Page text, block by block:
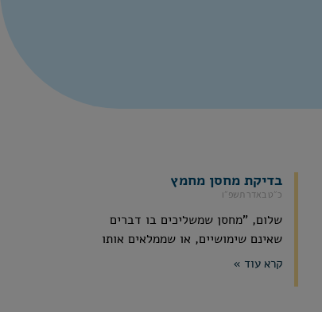
בדיקת מחסן מחמץ
כ״ט באדר תשפ״ו
שלום, "מחסן שמשליכים בו דברים
שאינם שימושיים, או שממלאים אותו
קרא עוד »